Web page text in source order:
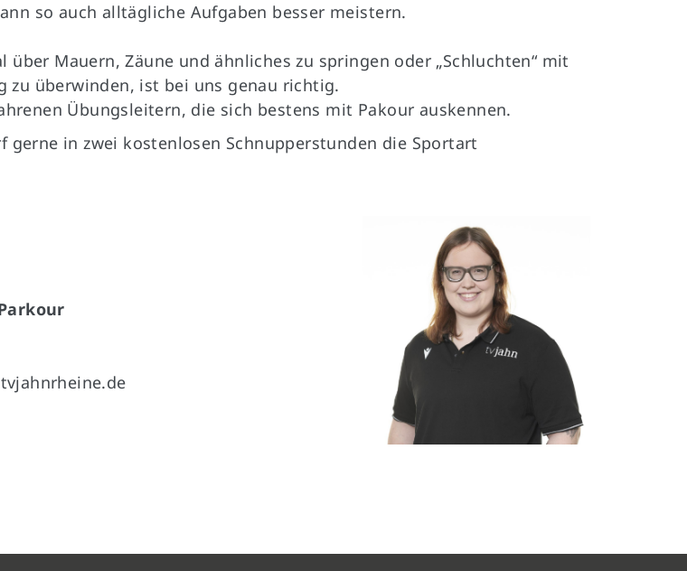
so auch alltägliche Aufgaben besser meistern.
über Mauern, Zäune und ähnliches zu springen oder „Schluchten“ mit
zu überwinden, ist bei uns genau richtig.
Übungsleitern, die sich bestens mit Pakour auskennen.
gerne in zwei kostenlosen Schnupperstunden die Sportart